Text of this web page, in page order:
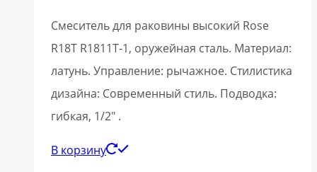
Смеситель для раковины высокий Rose
R18T R1811T-1, оружейная сталь. Материал:
латунь. Управление: рычажное. Стилистика
дизайна: Современный стиль. Подводка:
гибкая, 1/2″ .
В корзину